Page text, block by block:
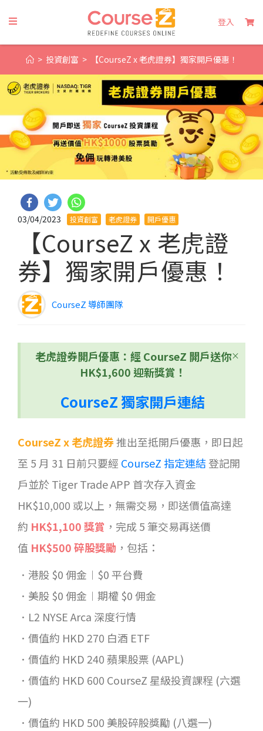
登入
> 投資創富 > 【CourseZ x 老虎證券】獨家開戶優惠！
03/04/2023 投資創富 老虎證券 開戶優惠
【CourseZ x 老虎證
券】獨家開戶優惠！
CourseZ 導師團隊
老虎證券開戶優惠：經 CourseZ 開戶送你
HK$1,600 迎新獎賞！
CourseZ 獨家開戶連結
×
CourseZ x 老虎證券推出至抵開戶優惠，即日起
至 5 月 31 日前只要經 CourseZ 指定連結登記開
戶並於 Tiger Trade APP 首次存入資金
HK$10,000 或以上，無需交易，即送價值高達
約 HK$1,100 獎賞 ，完成 5 筆交易再送價
值 HK$500 碎股獎勵 ，包括：
．港股 $0 佣金︱$0 平台費
． 美股 $0 佣金︱期權 $0 佣金
． L2 NYSE Arca 深度行情
．價值約 HKD 270 白酒 ETF
． 價值約 HKD 240 蘋果股票 (AAPL)
． 價值約 HKD 600 CourseZ 星級投資課程 (六選
一)
． 價值約 HKD 500 美股碎股獎勵 (八選一)